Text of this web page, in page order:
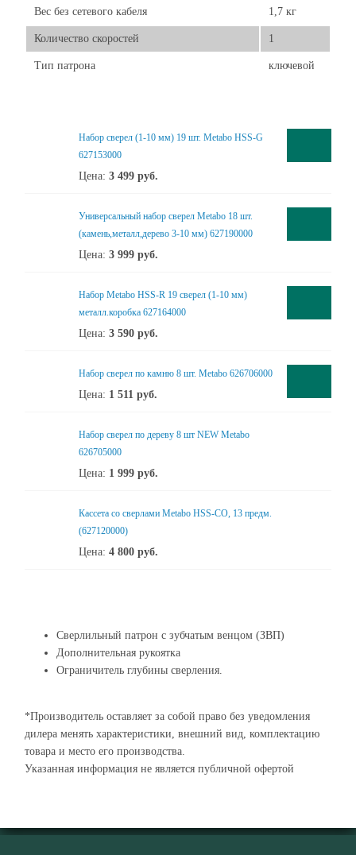
Вес без сетевого кабеля 1,7 кг
Количество скоростей 1
Тип патрона ключевой
Набор сверел (1-10 мм) 19 шт. Metabo HSS-G
627153000
Цена: 3 499 руб.
Универсальный набор сверел Metabo 18 шт.
(камень,металл,дерево 3-10 мм) 627190000
Цена: 3 999 руб.
Набор Metabo HSS-R 19 сверел (1-10 мм)
металл.коробка 627164000
Цена: 3 590 руб.
Набор сверел по камню 8 шт. Metabo 626706000
Цена: 1 511 руб.
Набор сверел по дереву 8 шт NEW Metabo
626705000
Цена: 1 999 руб.
Кассета со сверлами Metabo HSS-CO, 13 предм.
(627120000)
Цена: 4 800 руб.
Сверлильный патрон с зубчатым венцом (ЗВП)
Дополнительная рукоятка
Ограничитель глубины сверления.
*Производитель оставляет за собой право без уведомления
дилера менять характеристики, внешний вид, комплектацию
товара и место его производства.
Указанная информация не является публичной офертой